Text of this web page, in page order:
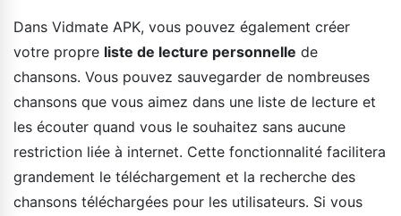
Dans Vidmate APK, vous pouvez également créer
votre propre liste de lecture personnelle de
chansons. Vous pouvez sauvegarder de nombreuses
chansons que vous aimez dans une liste de lecture et
les écouter quand vous le souhaitez sans aucune
restriction liée à internet. Cette fonctionnalité facilitera
grandement le téléchargement et la recherche des
chansons téléchargées pour les utilisateurs. Si vous